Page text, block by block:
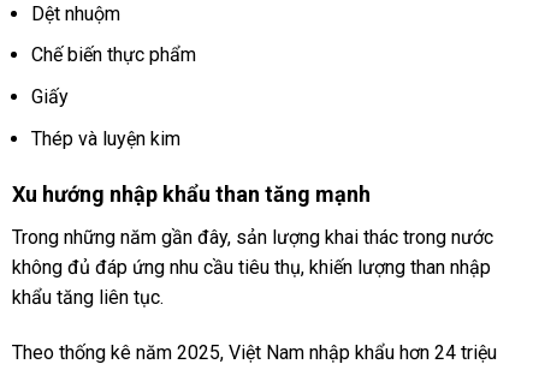
Dệt nhuộm
Chế biến thực phẩm
Giấy
Thép và luyện kim
Xu hướng nhập khẩu than tăng mạnh
Trong những năm gần đây, sản lượng khai thác trong nước
không đủ đáp ứng nhu cầu tiêu thụ, khiến lượng than nhập
khẩu tăng liên tục.
Theo thống kê năm 2025, Việt Nam nhập khẩu hơn 24 triệu